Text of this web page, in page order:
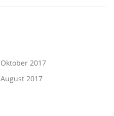
Oktober 2017
August 2017